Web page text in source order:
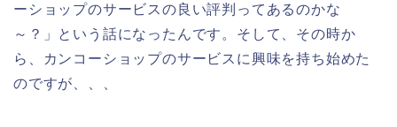
ーショップのサービスの良い評判ってあるのかな
～？」という話になったんです。そして、その時か
ら、カンコーショップのサービスに興味を持ち始めた
のですが、、、